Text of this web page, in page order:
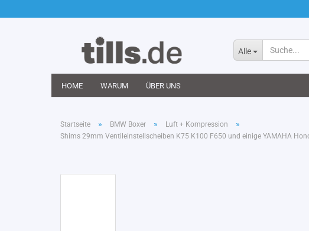
Alle
HOME WARUM ÜBER UNS
Startseite » BMW Boxer » Luft + Kompression »
Shims 29mm Ventileinstellscheiben K75 K100 F650 und einige YAMAHA